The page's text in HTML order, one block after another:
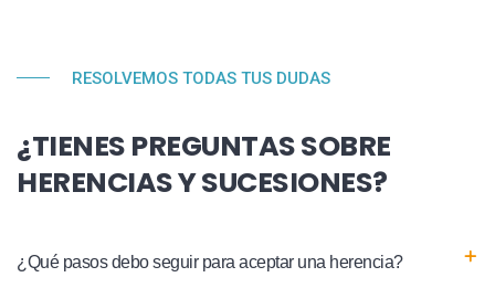
RESOLVEMOS TODAS TUS DUDAS
¿TIENES PREGUNTAS SOBRE
HERENCIAS Y SUCESIONES?
¿Qué pasos debo seguir para aceptar una herencia?